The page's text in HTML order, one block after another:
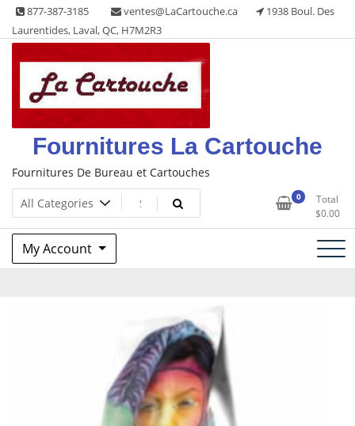
Skip
content
877-387-3185 ventes@LaCartouche.ca
1938 Boul. Des
Laurentides, Laval, QC, H7M2R3
Fournitures La Cartouche
Fournitures De Bureau et Cartouches
0
Total
$0.00
My Account